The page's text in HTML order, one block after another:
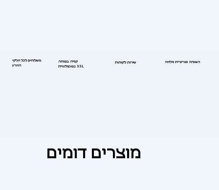
משלוחים לכל חלקי
הארץ
קנייה בטוחה
בטכנולוגיית SSL
שירות לקוחות השגחה וטרינרית מלאה
מוצרים דומים